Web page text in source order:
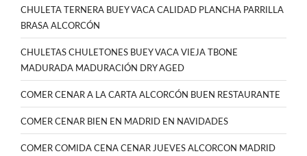
CHULETA TERNERA BUEY VACA CALIDAD PLANCHA PARRILLA
BRASA ALCORCÓN
CHULETAS CHULETONES BUEY VACA VIEJA TBONE
MADURADA MADURACIÓN DRY AGED
COMER CENAR A LA CARTA ALCORCÓN BUEN RESTAURANTE
COMER CENAR BIEN EN MADRID EN NAVIDADES
COMER COMIDA CENA CENAR JUEVES ALCORCON MADRID